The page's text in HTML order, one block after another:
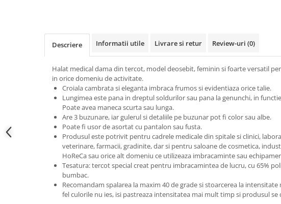
Descriere Informatii utile Livrare si retur Review-uri (0)
Halat medical dama din tercot, model deosebit, feminin si foarte versatil
in orice domeniu de activitate.
Croiala cambrata si eleganta imbraca frumos si evidentiaza orice talie.
Lungimea este pana in dreptul soldurilor sau pana la genunchi, in
Poate avea maneca scurta sau lunga.
Are 3 buzunare, iar gulerul si detaliile pe buzunar pot fi color sau albe.
Poate fi usor de asortat cu pantalon sau fusta.
Produsul este potrivit pentru cadrele medicale din spitale si clinici,
veterinare, farmacii, gradinite, dar si pentru saloane de cosmetica,
HoReCa sau orice alt domeniu ce utilizeaza imbracaminte sau
Tesatura: tercot special creat pentru imbracamintea de lucru, cu 65%
bumbac.
Recomandam spalarea la maxim 40 de grade si stoarcerea la intensitate
fel culorile nu ies, isi pastreaza intensitatea mai mult timp si produsul se